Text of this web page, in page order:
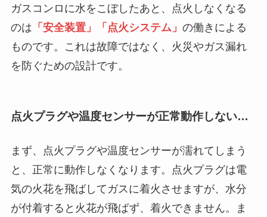
ガスコンロに水をこぼしたあと、点火しなくなる
のは 「安全装置」「点火システム」 の働きによる
ものです。これは故障ではなく、火災やガス漏れ
を防ぐための設計です。
点火プラグや温度センサーが正常動作しない…
まず、点火プラグや温度センサーが濡れてしまう
と、正常に動作しなくなります。点火プラグは電
気の火花を飛ばしてガスに着火させますが、水分
が付着すると火花が飛ばず、着火できません。ま